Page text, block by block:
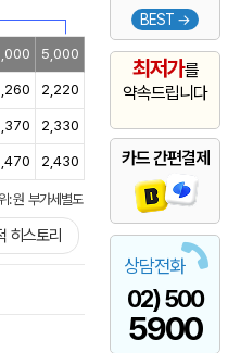
BEST →
최저가를
약속드립니다
카드 간편결제
상담전화
02) 500
5900
5,000
2,220
2,330
2,430
: 원 부가세별도
히스토리